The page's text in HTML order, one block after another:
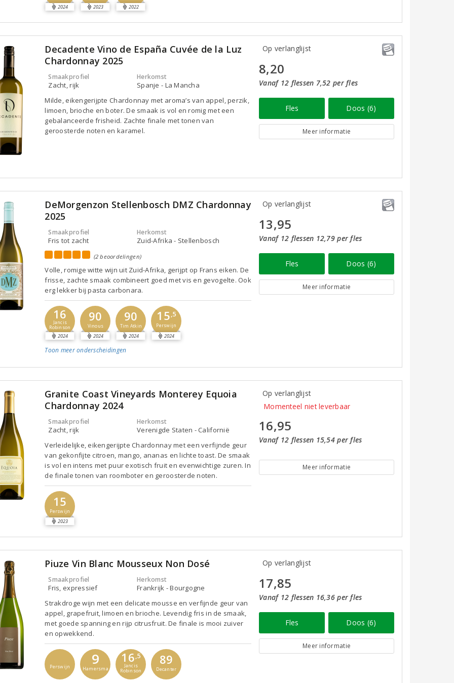
2024 2023 2022
Decadente Vino de España Cuvée de la Luz
Chardonnay 2025
Smaakprofiel
Zacht, rijk
Herkomst
Spanje - La Mancha
Milde, eikengerijpte Chardonnay met aroma’s van appel, perzik,
limoen, brioche en boter. De smaak is vol en romig met een
gebalanceerde frisheid. Zachte finale met tonen van
geroosterde noten en karamel.
Op verlanglijst
8,20
Vanaf 12 flessen 7,52 per fles
Fles Doos (6)
Meer informatie
DeMorgenzon Stellenbosch DMZ Chardonnay
2025
Smaakprofiel
Fris tot zacht
Herkomst
Zuid-Afrika - Stellenbosch
(2 beoordelingen)
Volle, romige witte wijn uit Zuid-Afrika, gerijpt op Frans eiken. De
frisse, zachte smaak combineert goed met vis en gevogelte. Ook
erg lekker bij pasta carbonara.
16
Jancis
Robinson
2024
90
Vinous
2024
90
Tim Atkin
2024
15,5
Perswijn
2024
Toon meeronderscheidingen
Op verlanglijst
13,95
Vanaf 12 flessen 12,79 per fles
Fles Doos (6)
Meer informatie
Granite Coast Vineyards Monterey Equoia
Chardonnay 2024
Smaakprofiel
Zacht, rijk
Herkomst
Verenigde Staten - Californië
Verleidelijke, eikengerijpte Chardonnay met een verfijnde geur
van gekonfijte citroen, mango, ananas en lichte toast. De smaak
is vol en intens met puur exotisch fruit en evenwichtige zuren. In
de finale tonen van roomboter en geroosterde noten.
15
Perswijn
2023
Op verlanglijst
Momenteel niet leverbaar
16,95
Vanaf 12 flessen 15,54 per fles
Meer informatie
Piuze Vin Blanc Mousseux Non Dosé
Smaakprofiel
Fris, expressief
Herkomst
Frankrijk - Bourgogne
Strakdroge wijn met een delicate mousse en verfijnde geur van
appel, grapefruit, limoen en brioche. Levendig fris in de smaak,
met goede spanning en rijp citrusfruit. De finale is mooi zuiver
en opwekkend.
Perswijn 9
Hamersma
16,5
Jancis
Robinson
89
Decanter
Op verlanglijst
17,85
Vanaf 12 flessen 16,36 per fles
Fles Doos (6)
Meer informatie